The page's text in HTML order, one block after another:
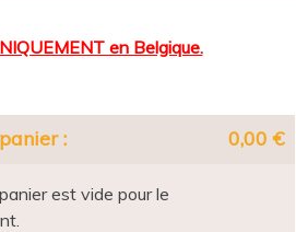
en Belgique.
: 0,00 €
est vide pour le